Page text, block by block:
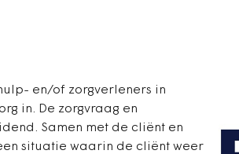
en/of zorgverleners in
in. De zorgvraag en
Samen met de cliënt en
situatie waarin de cliënt weer